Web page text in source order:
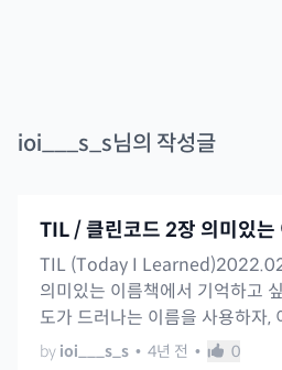
ioi___s_s님의 작성글
TIL / 클린코드 2장 의미있는
TIL (Today I
의미있는 이름책에서 기억하고
도가 드러나는 이름을 사용하자,
by ioi___s_s • 4년 전 • 0